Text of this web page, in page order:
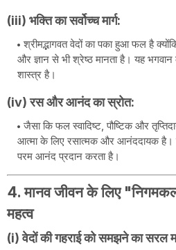
(iii) भक्ति का सर्वोच्च मार्ग:
श्रीमद्भागवत वेदों का पका हुआ फल है
और ज्ञान से भी श्रेष्ठ मानता है। यह
शास्त्र है।
(iv) रस और आनंद का स्रोत:
जैसा कि फल स्वादिष्ट, पौष्टिक और
आत्मा के लिए रसात्मक और आनंददायक है।
परम आनंद प्रदान करता है।
4. मानव जीवन के लिए
महत्व
(i) वेदों की गहराई को समझने का सरल